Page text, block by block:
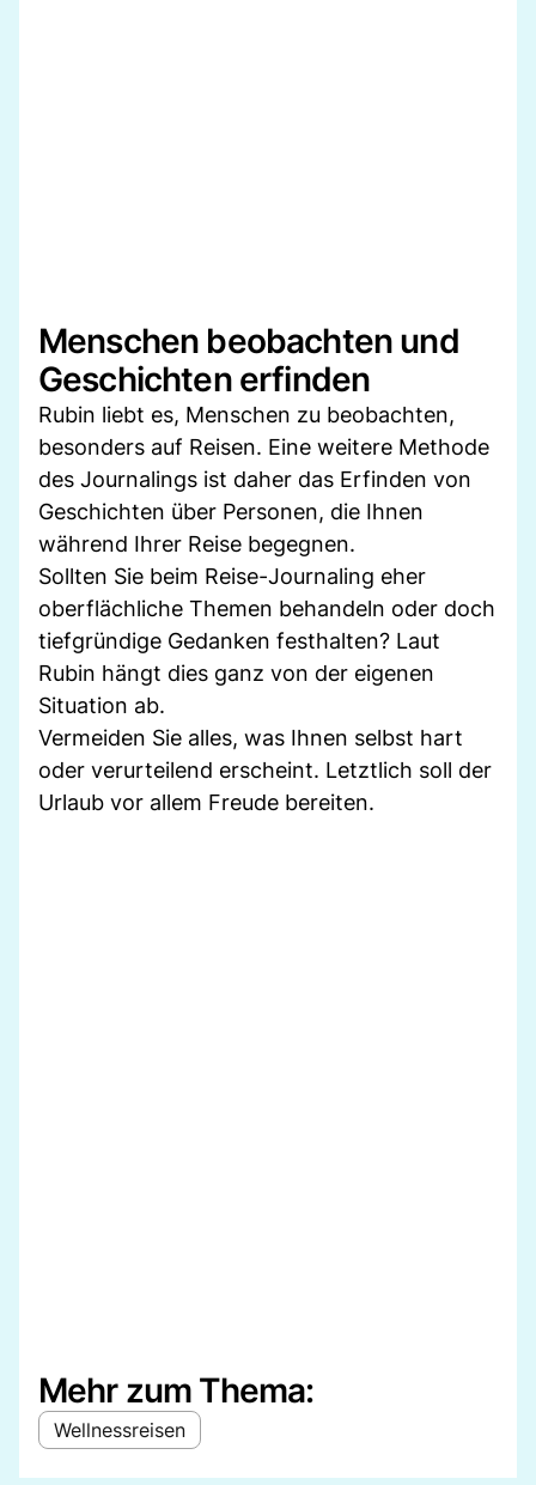
Menschen beobachten und
Geschichten erfinden
Rubin liebt es, Menschen zu beobachten,
besonders auf Reisen. Eine weitere Methode
des Journalings ist daher das Erfinden von
Geschichten über Personen, die Ihnen
während Ihrer Reise begegnen.
Sollten Sie beim Reise-Journaling eher
oberflächliche Themen behandeln oder doch
tiefgründige Gedanken festhalten? Laut
Rubin hängt dies ganz von der eigenen
Situation ab.
Vermeiden Sie alles, was Ihnen selbst hart
oder verurteilend erscheint. Letztlich soll der
Urlaub vor allem Freude bereiten.
Mehr zum Thema:
Wellnessreisen